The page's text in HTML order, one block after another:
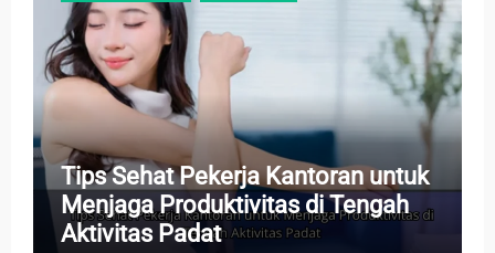
Tips Sehat Pekerja Kantoran untuk
Menjaga Produktivitas di Tengah
Aktivitas Padat